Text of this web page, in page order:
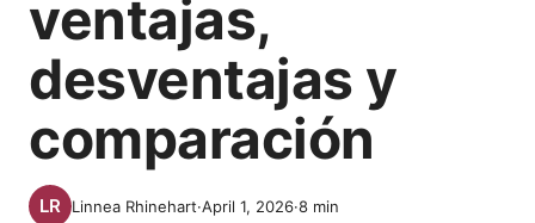
ventajas,
desventajas y
comparación
Linnea Rhinehart·April 1, 2026·8 min